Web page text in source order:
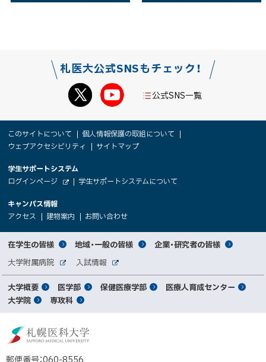
札医大公式SNSもチェック！
公式SNS一覧
サ
イ
ト
報
このサイトについて
個人情報保護の取組について
ウェブアクセシビリティ
サイトマップ
大
学
関
者
向
け
学生サポートシステム
ログインページ
イ
ト
（
新
ィ
ド
ウ
で
開
き
ま
す
学生サポートシステムについて
キャンパス情報
アクセス
（
新
規
ウ
ィ
ン
ド
ウ
で
開
き
ま
）
建物案内
（
新
規
ウ
ィ
ン
ド
ウ
で
き
ま
）
お問い合わせ
規
ウ
ィ
ウ
で
開
ま
サ
イ
ト
マ
プ
対
象
者
別
メ
ュ
ー
在学生の皆様 地域・一般の皆様 企業・研究者の皆様
関
連
サ
大学附属病院
サ
イ
ト
入試情報
サ
メ
イ
メ
大学概要 医学部 保健医療学部
医療人育成センター
大学院
専攻科
郵便番号：060-8556